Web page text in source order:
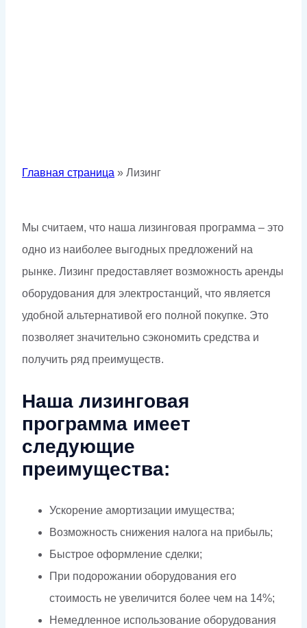
Главная страница » Лизинг
Мы считаем, что наша лизинговая программа – это
одно из наиболее выгодных предложений на
рынке. Лизинг предоставляет возможность аренды
оборудования для электростанций, что является
удобной альтернативой его полной покупке. Это
позволяет значительно сэкономить средства и
получить ряд преимуществ.
Наша лизинговая
программа имеет
следующие
преимущества:
Ускорение амортизации имущества;
Возможность снижения налога на прибыль;
Быстрое оформление сделки;
При подорожании оборудования его
стоимость не увеличится более чем на 14%;
Немедленное использование оборудования